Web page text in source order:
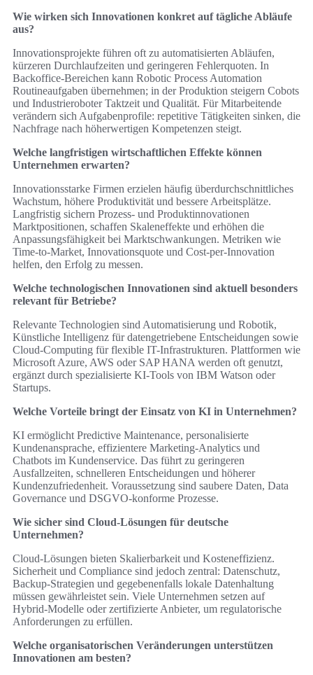
Wie wirken sich Innovationen konkret auf tägliche Abläufe
aus?
Innovationsprojekte führen oft zu automatisierten Abläufen,
kürzeren Durchlaufzeiten und geringeren Fehlerquoten. In
Backoffice-Bereichen kann Robotic Process Automation
Routineaufgaben übernehmen; in der Produktion steigern Cobots
und Industrieroboter Taktzeit und Qualität. Für Mitarbeitende
verändern sich Aufgabenprofile: repetitive Tätigkeiten sinken, die
Nachfrage nach höherwertigen Kompetenzen steigt.
Welche langfristigen wirtschaftlichen Effekte können
Unternehmen erwarten?
Innovationsstarke Firmen erzielen häufig überdurchschnittliches
Wachstum, höhere Produktivität und bessere Arbeitsplätze.
Langfristig sichern Prozess- und Produktinnovationen
Marktpositionen, schaffen Skaleneffekte und erhöhen die
Anpassungsfähigkeit bei Marktschwankungen. Metriken wie
Time-to-Market, Innovationsquote und Cost-per-Innovation
helfen, den Erfolg zu messen.
Welche technologischen Innovationen sind aktuell besonders
relevant für Betriebe?
Relevante Technologien sind Automatisierung und Robotik,
Künstliche Intelligenz für datengetriebene Entscheidungen sowie
Cloud-Computing für flexible IT-Infrastrukturen. Plattformen wie
Microsoft Azure, AWS oder SAP HANA werden oft genutzt,
ergänzt durch spezialisierte KI-Tools von IBM Watson oder
Startups.
Welche Vorteile bringt der Einsatz von KI in Unternehmen?
KI ermöglicht Predictive Maintenance, personalisierte
Kundenansprache, effizientere Marketing-Analytics und
Chatbots im Kundenservice. Das führt zu geringeren
Ausfallzeiten, schnelleren Entscheidungen und höherer
Kundenzufriedenheit. Voraussetzung sind saubere Daten, Data
Governance und DSGVO-konforme Prozesse.
Wie sicher sind Cloud-Lösungen für deutsche
Unternehmen?
Cloud-Lösungen bieten Skalierbarkeit und Kosteneffizienz.
Sicherheit und Compliance sind jedoch zentral: Datenschutz,
Backup-Strategien und gegebenenfalls lokale Datenhaltung
müssen gewährleistet sein. Viele Unternehmen setzen auf
Hybrid-Modelle oder zertifizierte Anbieter, um regulatorische
Anforderungen zu erfüllen.
Welche organisatorischen Veränderungen unterstützen
Innovationen am besten?